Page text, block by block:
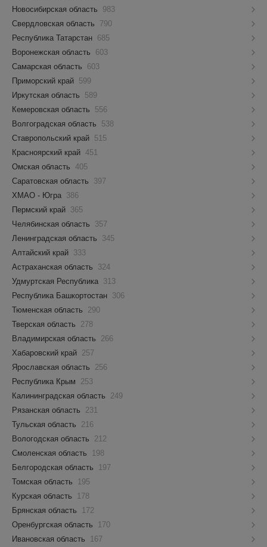
Новосибирская область
983
Свердловская область
790
Республика Татарстан 685
Воронежская область
603
Самарская область
603
Приморский край 599
Иркутская область
589
Кемеровская область
556
Волгоградская область
538
Ставропольский край 515
Красноярский край 451
Омская область 405
Саратовская область
397
ХМАО - Югра 386
Пермский край 365
Челябинская область
357
Ленинградская область
345
Алтайский край 333
Астраханская область
324
Удмуртская Республика 313
Республика Башкортостан 306
Тюменская область
290
Тверская область
278
Владимирская область
266
Хабаровский край 257
Ярославская область
256
Республика Крым
253
Калининградская область
249
Рязанская область
231
Тульская область
216
Вологодская область
212
Смоленская область
198
Белгородская область
197
Томская область
195
Курская область
178
Брянская область
172
Оренбургская область
170
Ивановская область
167